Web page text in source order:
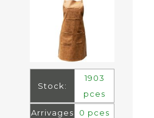
Stock:
1903
pces
Arrivages
0 pces